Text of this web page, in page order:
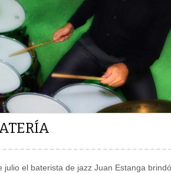
julio el baterista de jazz Juan Estanga